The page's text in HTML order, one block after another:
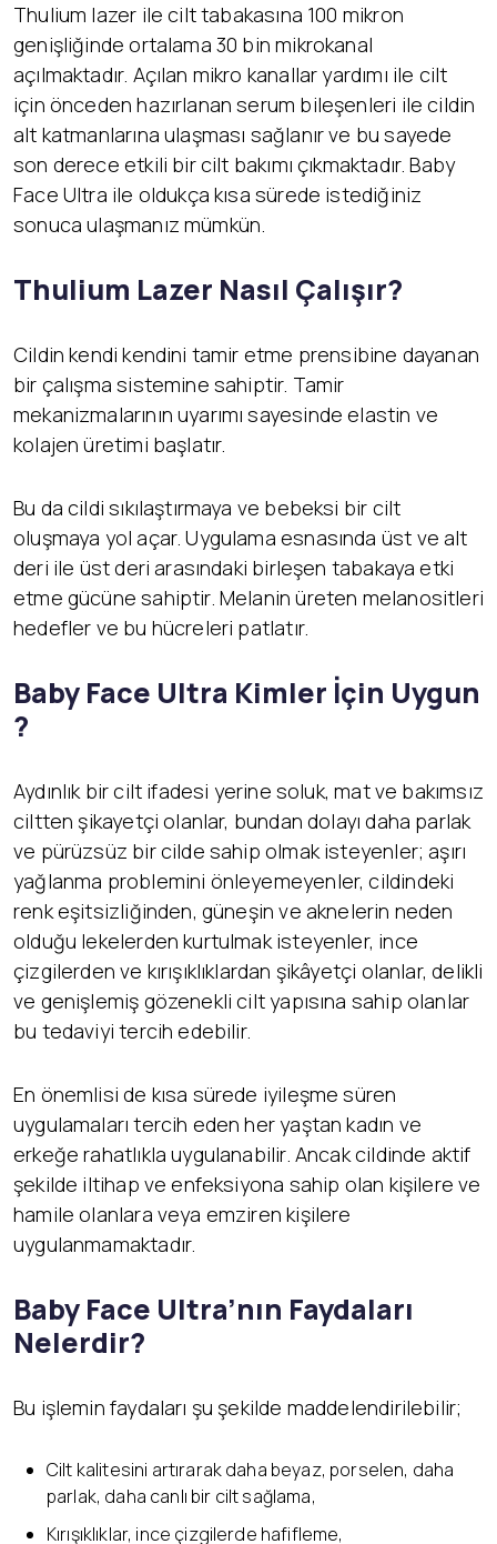
Thulium lazer ile cilt tabakasına 100 mikron
genişliğinde ortalama 30 bin mikrokanal
açılmaktadır. Açılan mikro kanallar yardımı ile cilt
için önceden hazırlanan serum bileşenleri ile cildin
alt katmanlarına ulaşması sağlanır ve bu sayede
son derece etkili bir cilt bakımı çıkmaktadır. Baby
Face Ultra ile oldukça kısa sürede istediğiniz
sonuca ulaşmanız mümkün.
Thulium Lazer Nasıl Çalışır?
Cildin kendi kendini tamir etme prensibine dayanan
bir çalışma sistemine sahiptir. Tamir
mekanizmalarının uyarımı sayesinde elastin ve
kolajen üretimi başlatır.
Bu da cildi sıkılaştırmaya ve bebeksi bir cilt
oluşmaya yol açar. Uygulama esnasında üst ve alt
deri ile üst deri arasındaki birleşen tabakaya etki
etme gücüne sahiptir. Melanin üreten melanositleri
hedefler ve bu hücreleri patlatır.
Baby Face Ultra Kimler İçin Uygun
?
Aydınlık bir cilt ifadesi yerine soluk, mat ve bakımsız
ciltten şikayetçi olanlar, bundan dolayı daha parlak
ve pürüzsüz bir cilde sahip olmak isteyenler; aşırı
yağlanma problemini önleyemeyenler, cildindeki
renk eşitsizliğinden, güneşin ve aknelerin neden
olduğu lekelerden kurtulmak isteyenler, ince
çizgilerden ve kırışıklıklardan şikâyetçi olanlar, delikli
ve genişlemiş gözenekli cilt yapısına sahip olanlar
bu tedaviyi tercih edebilir.
En önemlisi de kısa sürede iyileşme süren
uygulamaları tercih eden her yaştan kadın ve
erkeğe rahatlıkla uygulanabilir. Ancak cildinde aktif
şekilde iltihap ve enfeksiyona sahip olan kişilere ve
hamile olanlara veya emziren kişilere
uygulanmamaktadır.
Baby Face Ultra’nın Faydaları
Nelerdir?
Bu işlemin faydaları şu şekilde maddelendirilebilir;
Cilt kalitesini artırarak daha beyaz, porselen, daha
parlak, daha canlı bir cilt sağlama,
Kırışıklıklar, ince çizgilerde hafifleme,